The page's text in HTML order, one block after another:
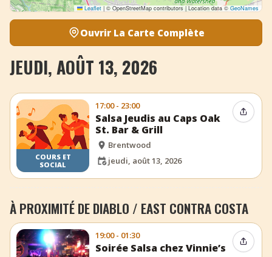
Leaflet |© OpenStreetMap contributors | Location data ©GeoNames
Ouvrir La Carte Complète
JEUDI, AOÛT 13, 2026
COURS ET
SOCIAL
17:00 - 23:00
Salsa Jeudis au Caps Oak
St. Bar & Grill
Brentwood
jeudi, août 13, 2026
À PROXIMITÉ DE DIABLO / EAST CONTRA COSTA
19:00 - 01:30
Soirée Salsa chez Vinnie’s